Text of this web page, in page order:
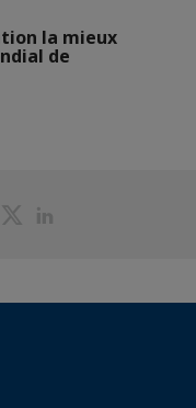
la mieux
de
PartagerPartager